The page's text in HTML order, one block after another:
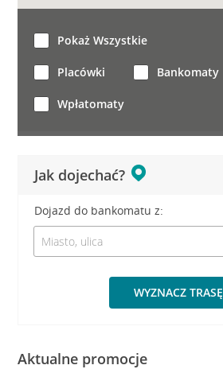
Jak dojechać?
Dojazd do bankomatu z:
WYZNACZ TRASĘ
Pokaż Wszystkie
Placówki Bankomaty
Wpłatomaty
Aktualne promocje